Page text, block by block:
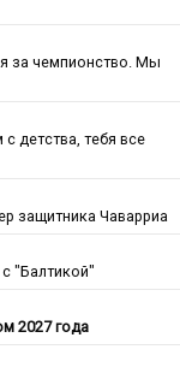
за чемпионство. Мы
детства, тебя все
защитника Чаварриа
"Балтикой"
2027 года